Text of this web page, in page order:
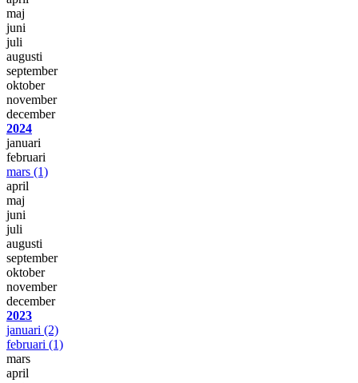
maj
juni
juli
augusti
september
oktober
november
december
2024
januari
februari
mars (1)
april
maj
juni
juli
augusti
september
oktober
november
december
2023
januari (2)
februari (1)
mars
april